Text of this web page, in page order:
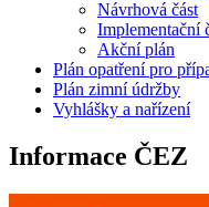
Návrhová část
Implementační
Akční plán
Plán opatření pro
Plán zimní údržby
Vyhlášky a nařízení
Informace ČEZ